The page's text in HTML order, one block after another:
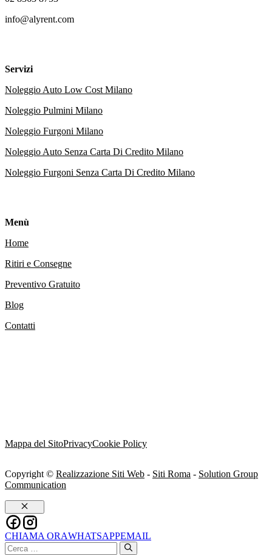
info@alyrent.com
Servizi
Noleggio Auto Low Cost Milano
Noleggio Pulmini Milano
Noleggio Furgoni Milano
Noleggio Auto Senza Carta Di Credito Milano
Noleggio Furgoni Senza Carta Di Credito Milano
Menù
Home
Ritiri e Consegne
Preventivo Gratuito
Blog
Contatti
Copyright © Realizzazione Siti Web - Siti Roma - Solution Group
Communication
Mappa del SitoPrivacyCookie Policy
Chiudi
CHIAMA ORAWHATSAPPEMAIL
Ricerca